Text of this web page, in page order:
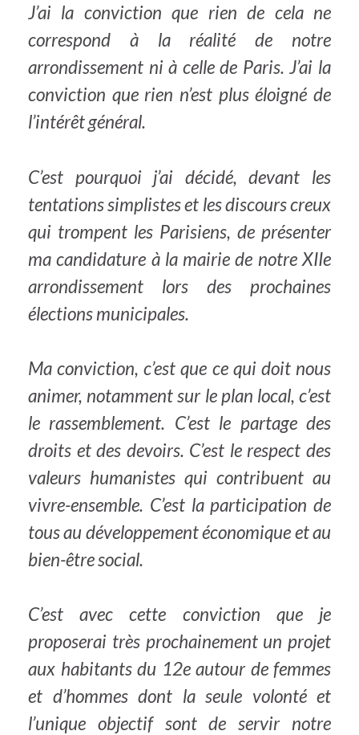
J’ai la conviction que rien de cela ne
correspond à la réalité de notre
arrondissement ni à celle de Paris. J’ai la
conviction que rien n’est plus éloigné de
l’intérêt général.
C’est pourquoi j’ai décidé, devant les
tentations simplistes et les discours creux
qui trompent les Parisiens, de présenter
ma candidature à la mairie de notre XIIe
arrondissement lors des prochaines
élections municipales.
Ma conviction, c’est que ce qui doit nous
animer, notamment sur le plan local, c’est
le rassemblement. C’est le partage des
droits et des devoirs. C’est le respect des
valeurs humanistes qui contribuent au
vivre-ensemble. C’est la participation de
tous au développement économique et au
bien-être social.
C’est avec cette conviction que je
proposerai très prochainement un projet
aux habitants du 12e autour de femmes
et d’hommes dont la seule volonté et
l’unique objectif sont de servir notre